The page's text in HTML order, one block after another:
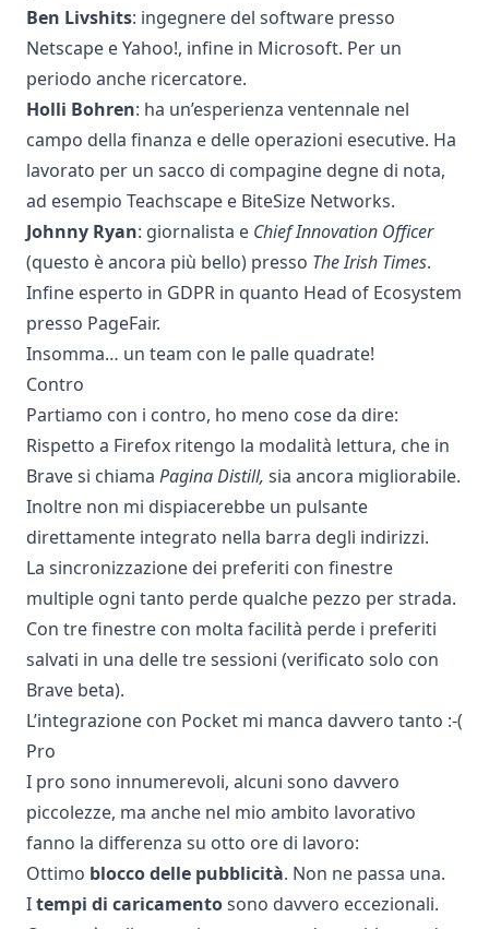
Ben Livshits: ingegnere del software presso
Netscape e Yahoo!, infine in Microsoft. Per un
periodo anche ricercatore.
Holli Bohren: ha un’esperienza ventennale nel
campo della finanza e delle operazioni esecutive. Ha
lavorato per un sacco di compagine degne di nota,
ad esempio Teachscape e BiteSize Networks.
Johnny Ryan: giornalista e Chief Innovation Officer
(questo è ancora più bello) presso The Irish Times.
Infine esperto in GDPR in quanto Head of Ecosystem
presso PageFair.
Insomma… un team con le palle quadrate!
Contro
Partiamo con i contro, ho meno cose da dire:
Rispetto a Firefox ritengo la modalità lettura, che in
Brave si chiama Pagina Distill, sia ancora migliorabile.
Inoltre non mi dispiacerebbe un pulsante
direttamente integrato nella barra degli indirizzi.
La sincronizzazione dei preferiti con finestre
multiple ogni tanto perde qualche pezzo per strada.
Con tre finestre con molta facilità perde i preferiti
salvati in una delle tre sessioni (verificato solo con
Brave beta).
L’integrazione con Pocket mi manca davvero tanto :-(
Pro
I pro sono innumerevoli, alcuni sono davvero
piccolezze, ma anche nel mio ambito lavorativo
fanno la differenza su otto ore di lavoro:
Ottimo blocco delle pubblicità. Non ne passa una.
Itempi di caricamentosono davvero eccezionali.